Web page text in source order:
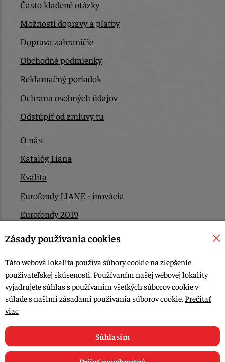
Často kladené otázky
Možnosti dopravy a platby
Doprava zahraničie
Obchodné podmienky
Reklamačný poriadok
Ochrana osobných údajov
Odstúpiť od zmluvy tu
O nás
Katalóg Liana
Kvalita
Eurofondy LIANE - inovácia
Eurofondy 2019
Eurofondy 2022/2023
Kontakt
© 2015-2026, LIANA GOLIAŠ s.r.o. všetky práva vyhradené.
Upraviť nastavenia Cookies
Zásady používania cookies
Táto webová lokalita používa súbory cookie na zlepšenie
používateľskej skúsenosti. Používaním našej webovej lokality
vyjadrujete súhlas s používaním všetkých súborov cookie v
súlade s našimi zásadami používania súborov cookie. Prečítať
viac
Súhlasím